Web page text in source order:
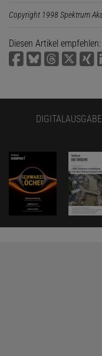
Copyright 1998 Spektrum
Diesen Artikel empfehlen: